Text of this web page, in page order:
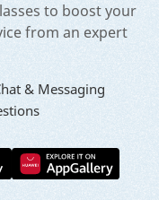
to boost your
from an expert
& Messaging